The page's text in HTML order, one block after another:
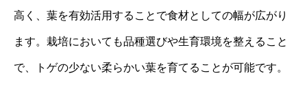
高く、葉を有効活用することで食材としての幅が広がり
ます。栽培においても品種選びや生育環境を整えること
で、トゲの少ない柔らかい葉を育てることが可能です。